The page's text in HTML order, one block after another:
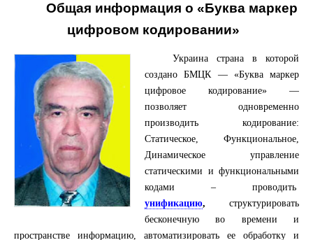
Общая информация о «Буква маркер
цифровом кодировании»
Украина страна в которой
созданоБМЦК— «Буква маркер
цифровое кодирование» —
позволяет одновременно
производить кодирование:
Статическое, Функциональное,
Динамическое управление
статическими и функциональными
кодами – проводить
унификацию,
структурировать
бесконечную во времени и
пространстве информацию, автоматизировать ее обработку и